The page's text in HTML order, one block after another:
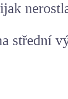
střední